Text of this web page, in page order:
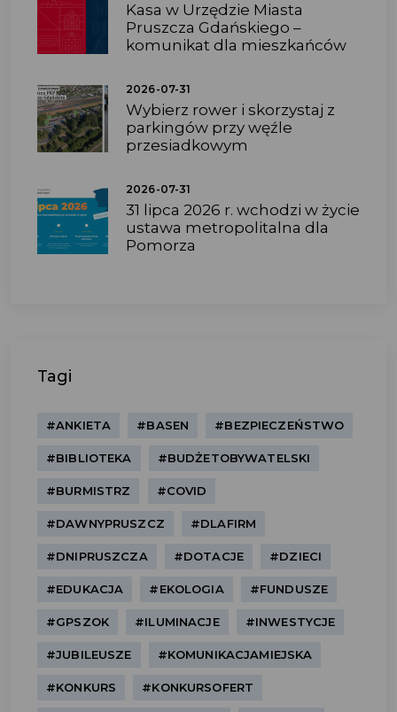
Kasa w Urzędzie Miasta
Pruszcza Gdańskiego –
komunikat dla mieszkańców
2026-07-31
Wybierz rower i skorzystaj z
parkingów przy węźle
przesiadkowym
2026-07-31
31 lipca 2026 r. wchodzi w życie
ustawa metropolitalna dla
Pomorza
Tagi
#ANKIETA #BASEN #BEZPIECZEŃSTWO
#BIBLIOTEKA #BUDŻETOBYWATELSKI
#BURMISTRZ #COVID
#DAWNYPRUSZCZ #DLAFIRM
#DNIPRUSZCZA #DOTACJE #DZIECI
#EDUKACJA #EKOLOGIA #FUNDUSZE
#GPSZOK #ILUMINACJE #INWESTYCJE
#JUBILEUSZE #KOMUNIKACJAMIEJSKA
#KONKURS #KONKURSOFERT